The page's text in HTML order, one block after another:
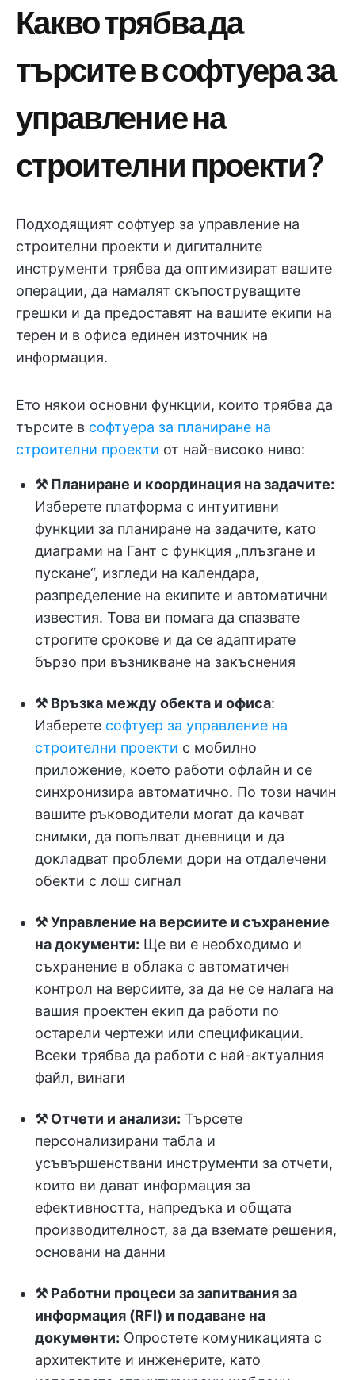
Какво трябва да
търсите в софтуера за
управление на
строителни проекти?
Подходящият софтуер за управление на
строителни проекти и дигиталните
инструменти трябва да оптимизират вашите
операции, да намалят скъпоструващите
грешки и да предоставят на вашите екипи на
терен и в офиса единен източник на
информация.
Ето някои основни функции, които трябва да
търсите в софтуера за планиране на
строителни проекти от най-високо ниво:
⚒️ Планиране и координация на задачите:
Изберете платформа с интуитивни
функции за планиране на задачите, като
диаграми на Гант с функция „плъзгане и
пускане“, изгледи на календара,
разпределение на екипите и автоматични
известия. Това ви помага да спазвате
строгите срокове и да се адаптирате
бързо при възникване на закъснения
⚒️ Връзка между обекта и офиса:
Изберете софтуер за управление на
строителни проекти с мобилно
приложение, което работи офлайн и се
синхронизира автоматично. По този начин
вашите ръководители могат да качват
снимки, да попълват дневници и да
докладват проблеми дори на отдалечени
обекти с лош сигнал
⚒️ Управление на версиите и съхранение
на документи: Ще ви е необходимо и
съхранение в облака с автоматичен
контрол на версиите, за да не се налага на
вашия проектен екип да работи по
остарели чертежи или спецификации.
Всеки трябва да работи с най-актуалния
файл, винаги
⚒️ Отчети и анализи: Търсете
персонализирани табла и
усъвършенствани инструменти за отчети,
които ви дават информация за
ефективността, напредъка и общата
производителност, за да вземате решения,
основани на данни
⚒️ Работни процеси за запитвания за
информация (RFI) и подаване на
документи: Опростете комуникацията с
архитектите и инженерите, като